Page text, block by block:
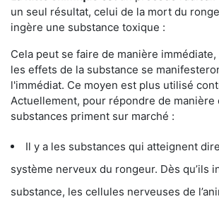
un seul résultat, celui de la mort du
ingère une substance toxique :
Cela peut se faire de manière immédiate,
les effets de la substance se
l'immédiat. Ce moyen est plus utilisé
Actuellement, pour répondre de manière
substances priment sur marché :
Il y a les substances qui atteignent
système nerveux du rongeur. Dès qu’ils
substance, les cellules nerveuses de